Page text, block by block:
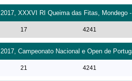
2017, XXXVI RI Queima das Fitas, Mondego
17 4241
2017, Campeonato Nacional e Open de
21 4241